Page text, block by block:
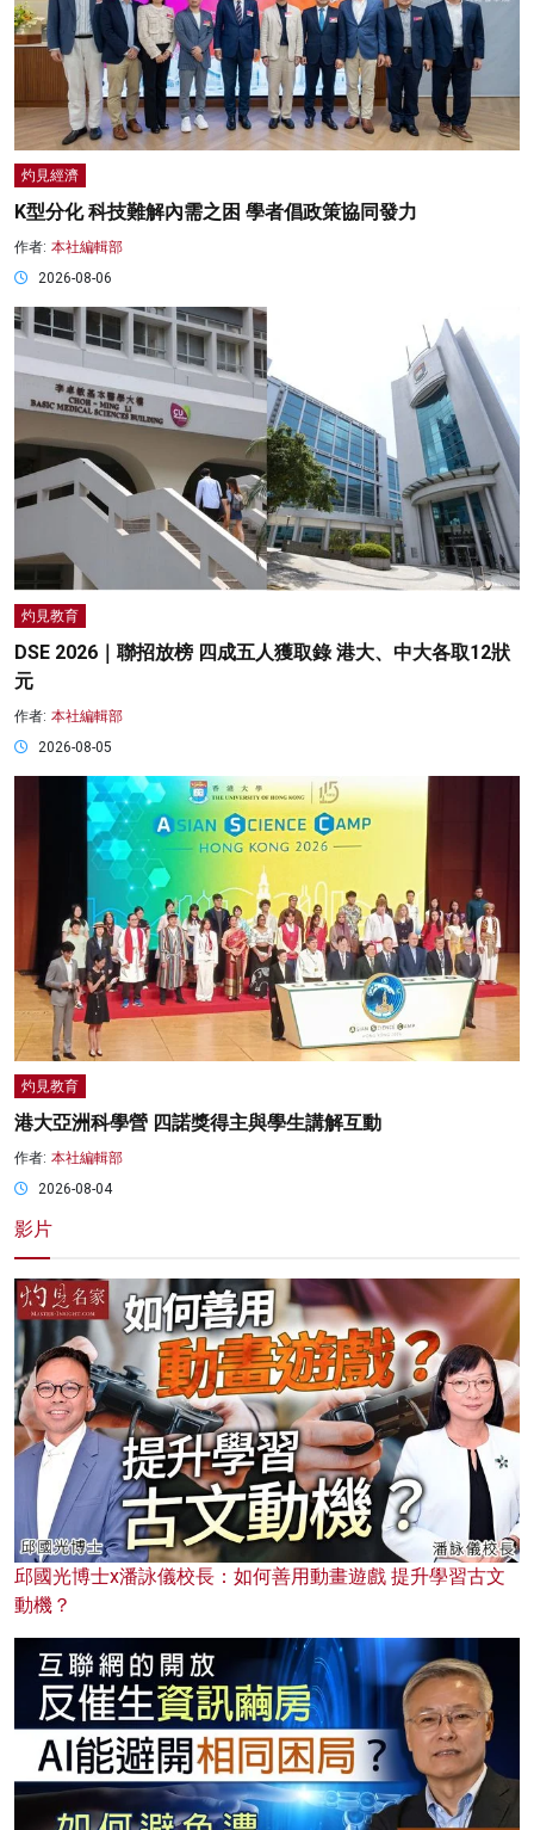
灼見經濟
K型分化 科技難解內需之困 學者倡政策協同發力
作者: 本社編輯部
2026-08-06
灼見教育
DSE 2026｜聯招放榜 四成五人獲取錄 港大、中大各取12狀
元
作者: 本社編輯部
2026-08-05
灼見教育
港大亞洲科學營 四諾獎得主與學生講解互動
作者: 本社編輯部
2026-08-04
影片
邱國光博士x潘詠儀校長：如何善用動畫遊戲 提升學習古文
動機？